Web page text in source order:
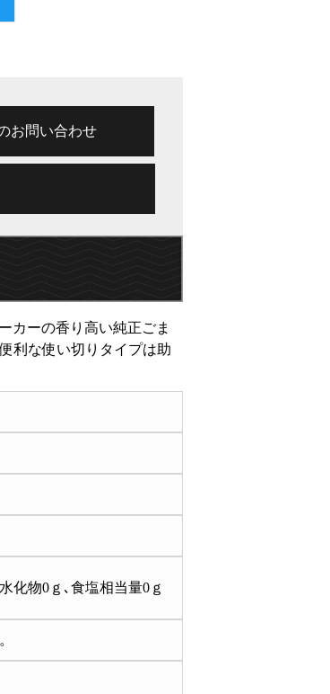
お問い合わせ
カーの香り高い純正ごま
利な使い切りタイプは助
化物0ｇ､食塩相当量0ｇ